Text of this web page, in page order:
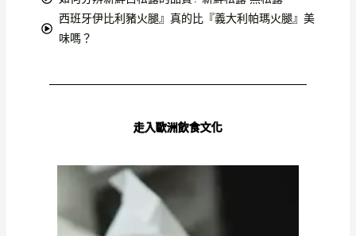
西班牙伊比利豬火腿』真的比『義大利帕瑪火腿』美
味嗎？
走入歐洲飲食文化